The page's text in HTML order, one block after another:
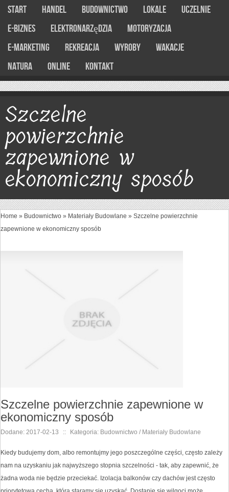
Start Handel Budownictwo Lokale
Uczelnie
E-Biznes
Elektronarzędzia
Motoryzacja
E-marketing
Rekreacja Wyroby
Wakacje
Natura
Online Kontakt
Szczelne
powierzchnie
zapewnione w
ekonomiczny sposób
Home » Budownictwo » Materiały Budowlane » Szczelne powierzchnie
zapewnione w ekonomiczny sposób
Szczelne powierzchnie zapewnione w
ekonomiczny sposób
Dodane: 2017-02-13 :: Kategoria: Budownictwo / Materiały Budowlane
Kiedy budujemy dom, albo remontujmy jego poszczególne części, często zależy
nam na uzyskaniu jak najwyższego stopnia szczelności - tak, aby zapewnić, że
żadna woda nie będzie przeciekać. Izolacja balkonów czy dachów jest często